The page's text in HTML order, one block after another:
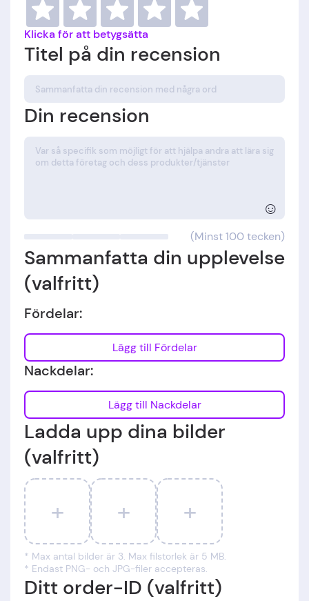
Klicka för att betygsätta
Titel på din recension
Din recension
☺
(Minst 100 tecken)
Sammanfatta din upplevelse
(valfritt)
Fördelar:
Lägg till Fördelar
Nackdelar:
Lägg till Nackdelar
Ladda upp dina bilder
(valfritt)
+ + +
* Max antal bilder är 3. Max filstorlek är 5 MB.
* Endast PNG- och JPG-filer accepteras.
Ditt order-ID (valfritt)